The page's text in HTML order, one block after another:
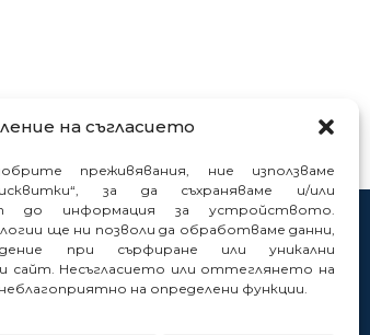
на съгласието
преживявания, ние използваме
за да съхраняваме и/или
до информация за устройството.
ще ни позволи да обработваме данни,
при сърфиране или уникални
сайт. Несъгласието или оттеглянето на
на определени функции.